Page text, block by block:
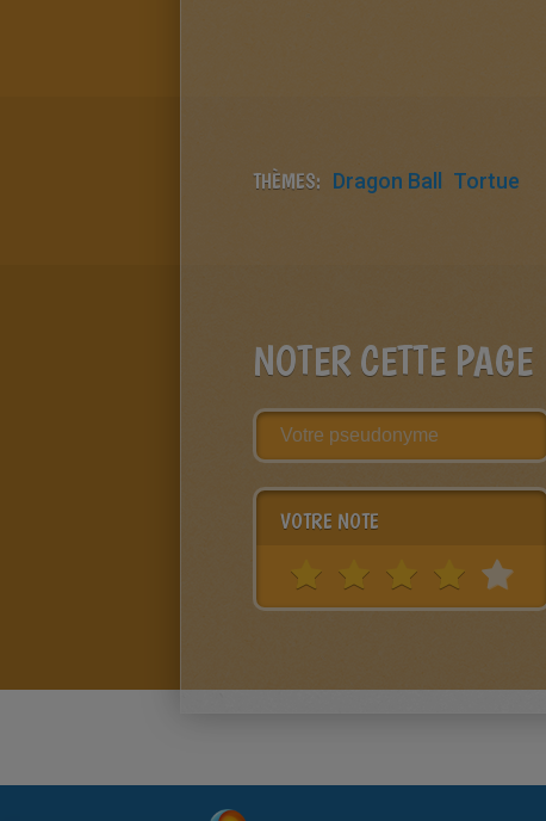
THÈMES: Dragon Ball Tortue
NOTER CETTE PAGE
VOTRE NOTE